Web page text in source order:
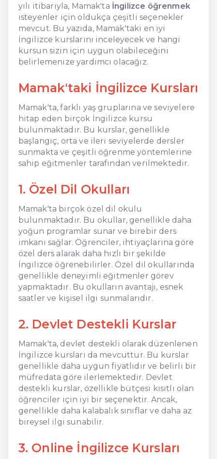
yılı itibarıyla, Mamak'ta İngilizce öğrenmek
isteyenler için oldukça çeşitli seçenekler
mevcut. Bu yazıda, Mamak'taki en iyi
İngilizce kurslarını inceleyecek ve hangi
kursun sizin için uygun olabileceğini
belirlemenize yardımcı olacağız.
Mamak'taki İngilizce Kursları
Mamak'ta, farklı yaş gruplarına ve seviyelere
hitap eden birçok İngilizce kursu
bulunmaktadır. Bu kurslar, genellikle
başlangıç, orta ve ileri seviyelerde dersler
sunmakta ve çeşitli öğrenme yöntemlerine
sahip eğitmenler tarafından verilmektedir.
1. Özel Dil Okulları
Mamak'ta birçok özel dil okulu
bulunmaktadır. Bu okullar, genellikle daha
yoğun programlar sunar ve birebir ders
imkanı sağlar. Öğrenciler, ihtiyaçlarına göre
özel ders alarak daha hızlı bir şekilde
İngilizce öğrenebilirler. Özel dil okullarında
genellikle deneyimli eğitmenler görev
yapmaktadır. Bu okulların avantajı, esnek
saatler ve kişisel ilgi sunmalarıdır.
2. Devlet Destekli Kurslar
Mamak'ta, devlet destekli olarak düzenlenen
İngilizce kursları da mevcuttur. Bu kurslar
genellikle daha uygun fiyatlıdır ve belirli bir
müfredata göre ilerlemektedir. Devlet
destekli kurslar, özellikle bütçesi kısıtlı olan
öğrenciler için iyi bir seçenektir. Ancak,
genellikle daha kalabalık sınıflar ve daha az
bireysel ilgi sunabilir.
3. Online İngilizce Kursları